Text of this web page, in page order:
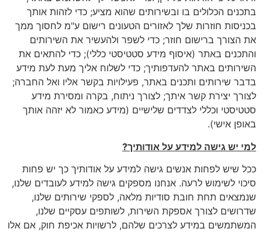
בתכנים הכלולים בו ובשירותים שהוא מציע; כדי לזהות אותך
בכניסות חוזרות שלך לאזורים הטעונים רישום ע"מ לחסוך ממך
את הצורך ברישום חוזר; כדי לשפר ולהעשיר את השירותים
והתכנים באתר (איסוף מידע סטטיסטי כללי); כדי להתאים את
השירותים באתר להעדפותיך; כדי לשלוח אליך מעת לעת מידע
בדבר שירותים ותכנים באתר, פעילויות בקשר אליו ואל החברה;
לצורך יצירת קשר איתך; לצורך ניתוח, בקרה ומסירת מידע
סטטיסטי וכללי לצדדים שלישיים (מידע כאמור לא יזהה אותך
באופן אישי).
למי יש גישה למידע על אודותיך?
ככל שיש לפחות אנשים גישה למידע על אודותיך כך יש פחות
סיכוי לשימוש לרעה. אנחנו מספקים גישה למידע לעובדים שלנו,
שנמצאים תחת חובת סודיות מלאה, לספקי שירותים שלנו,
שדרושים לצורך אספקת השירות, לשותפים עסקיים שלנו,
המשתמשים במידע לצרכים שלהם, לרשויות אכיפת חוק, אם אלו